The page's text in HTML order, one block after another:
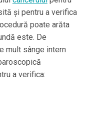
și pentru a verifica
poate arăta
este. De
mult sânge intern
a verifica: